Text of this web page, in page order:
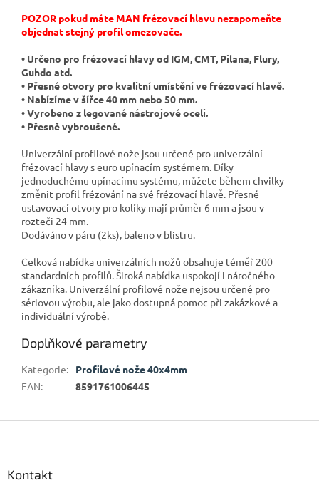
POZOR pokud máte MAN frézovací hlavu nezapomeňte
objednat stejný profil omezovače.
• Určeno pro frézovací hlavy od IGM, CMT, Pilana, Flury,
Guhdo atd.
• Přesné otvory pro kvalitní umístění ve frézovací hlavě.
• Nabízíme v šířce 40 mm nebo 50 mm.
• Vyrobeno z legované nástrojové oceli.
• Přesně vybroušené.
Univerzální profilové nože jsou určené pro univerzální
frézovací hlavy s euro upínacím systémem. Díky
jednoduchému upínacímu systému, můžete během chvilky
změnit profil frézování na své frézovací hlavě. Přesné
ustavovací otvory pro kolíky mají průměr 6 mm a jsou v
rozteči 24 mm.
Dodáváno v páru (2ks), baleno v blistru.
Celková nabídka univerzálních nožů obsahuje téměř 200
standardních profilů. Široká nabídka uspokojí i náročného
zákazníka. Univerzální profilové nože nejsou určené pro
sériovou výrobu, ale jako dostupná pomoc při zakázkové a
individuální výrobě.
Doplňkové parametry
Kategorie:
Profilové nože 40x4mm
EAN: 8591761006445
Kontakt